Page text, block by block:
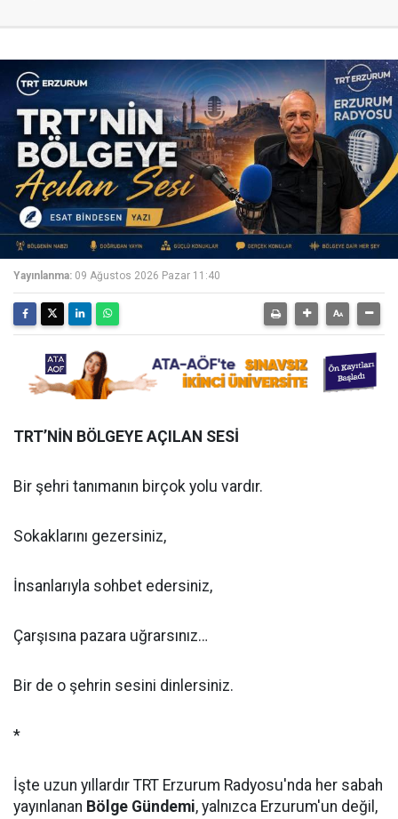
Yayınlanma: 09 Ağustos 2026 Pazar 11:40
TRT’NİN BÖLGEYE AÇILAN SESİ
Bir şehri tanımanın birçok yolu vardır.
Sokaklarını gezersiniz,
İnsanlarıyla sohbet edersiniz,
Çarşısına pazara uğrarsınız…
Bir de o şehrin sesini dinlersiniz.
*
İşte uzun yıllardır TRT Erzurum Radyosu'nda her sabah
yayınlanan Bölge Gündemi, yalnızca Erzurum'un değil,